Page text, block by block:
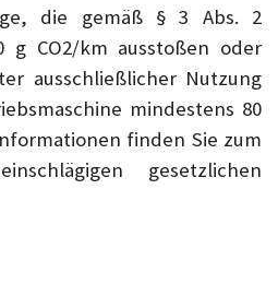
die gemäß § 3 Abs. 2
g CO2/km ausstoßen oder
ausschließlicher Nutzung
mindestens 80
finden Sie zum
gesetzlichen